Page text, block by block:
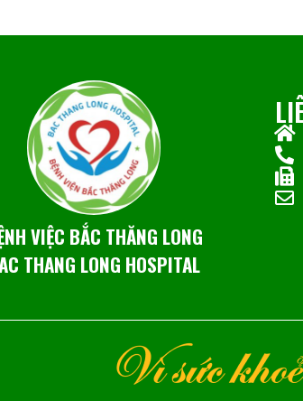
VIỆC BẮC THĂNG LONG
THANG LONG HOSPITAL